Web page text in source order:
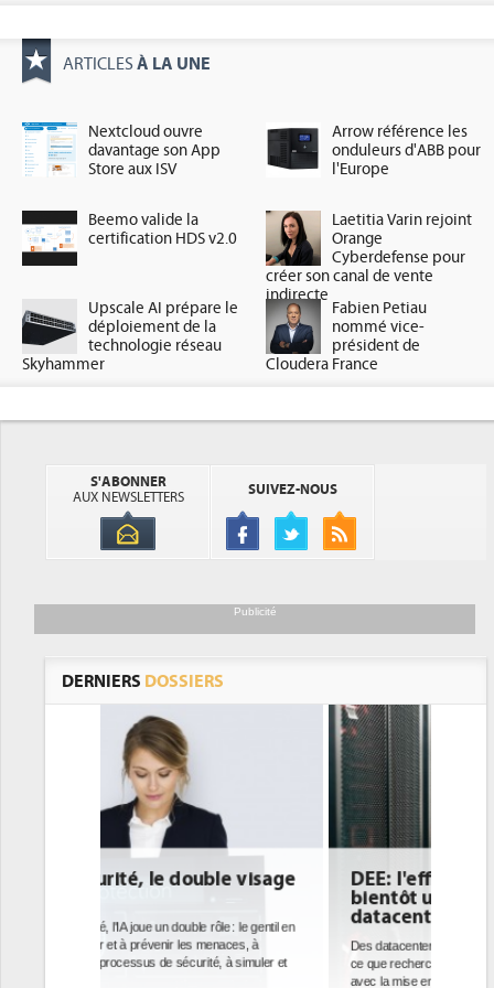
ARTICLES À LA UNE
Nextcloud ouvre
davantage son App
Store aux ISV
Arrow référence les
onduleurs d'ABB pour
l'Europe
Beemo valide la
certification HDS v2.0
Laetitia Varin rejoint
Orange
Cyberdefense pour
créer son canal de vente
indirecte
Upscale AI prépare le
déploiement de la
technologie réseau
Skyhammer
Fabien Petiau
nommé vice-
président de
Cloudera France
S'ABONNER
AUX NEWSLETTERS
SUIVEZ-NOUS
Publicité
DERNIERS DOSSIERS
DEE: l'efficacité énergétique
bientôt une obligation pour les
datacenters
Des datacenters plus durables et plus efficaces, c'est
ce que recherchent les pouvoirs publics européens
avec la mise en oeuvre de la nouvelle Directive sur